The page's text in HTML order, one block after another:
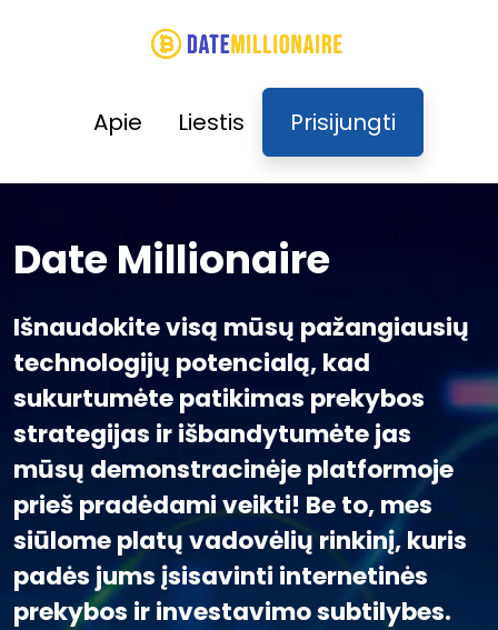
Apie Liestis Prisijungti
Date Millionaire
Išnaudokite visą mūsų pažangiausių
technologijų potencialą, kad
sukurtumėte patikimas prekybos
strategijas ir išbandytumėte jas
mūsų demonstracinėje platformoje
prieš pradėdami veikti! Be to, mes
siūlome platų vadovėlių rinkinį, kuris
padės jums įsisavinti internetinės
prekybos ir investavimo subtilybes.